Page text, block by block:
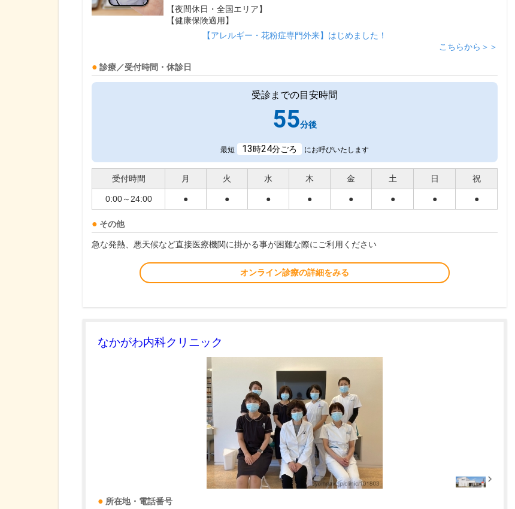
【夜間休日・全国エリア】
【健康保険適用】
【アレルギー・花粉症専門外来】はじめました！
こちらから＞＞
診療／受付時間・休診日
受診までの目安時間
55分後
最短 13時24分ごろ にお呼びいたします
受付時間 月 火 水 木 金 土 日 祝
0:00～24:00 ● ● ● ● ● ● ● ●
その他
急な発熱、悪天候など直接医療機関に掛かる事が困難な際にご利用ください
オンライン診療の詳細をみる
なかがわ内科クリニック
所在地・電話番号